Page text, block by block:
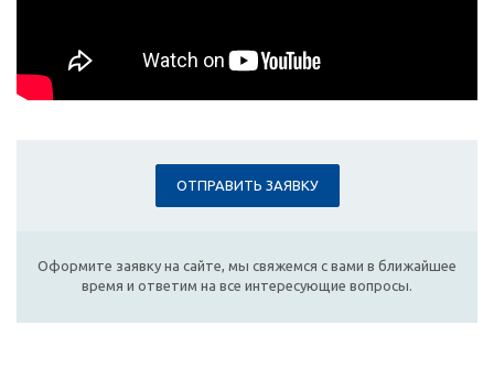
ОТПРАВИТЬ ЗАЯВКУ
Оформите заявку на сайте, мы свяжемся с вами в ближайшее
время и ответим на все интересующие вопросы.